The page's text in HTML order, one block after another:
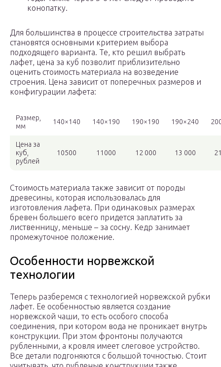
конопатку.
Для большинства в процессе строительства затраты
становятся основными критерием выбора
подходящего варианта. Те, кто решил выбрать
лафет, цена за куб позволит приблизительно
оценить стоимость материала на возведение
строения. Цена зависит от поперечных размеров и
конфигурации лафета:
Размер,
мм
140×140 140×190 190×190 190×240
Цена за
куб,
рублей
10500 11000 12 000 13 000
Стоимость материала также зависит от породы
древесины, которая использовалась для
изготовления лафета. При одинаковых размерах
бревен большего всего придется заплатить за
лиственницу, меньше – за сосну. Кедр занимает
промежуточное положение.
Особенности норвежской
технологии
Теперь разберемся с технологией норвежской рубки
лафет. Ее особенностью является создание
норвежской чаши, то есть особого способа
соединения, при котором вода не проникает внутрь
конструкции. При этом фронтоны получаются
рубленными, а кровля имеет слеговое устройство.
Все детали подгоняются с большой точностью. Стоит